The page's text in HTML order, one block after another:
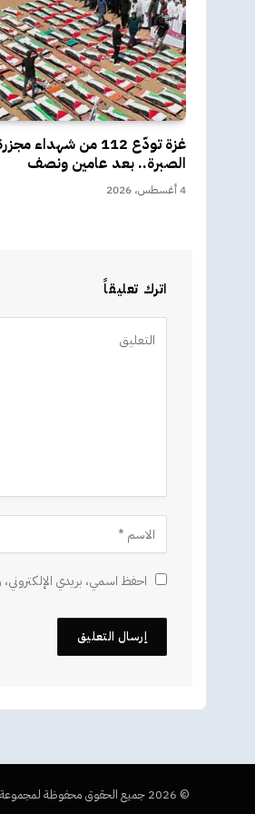
غزة تودّع 112 من شهداء
الصبرة.. بعد عامين ونصف
4 أغسطس، 2026
اترك تعليقاً
احفظ اسمي، بريدي
© 2026 جميع الحقوق محفوظة لمجموعة إس تي إس الإعلامية.